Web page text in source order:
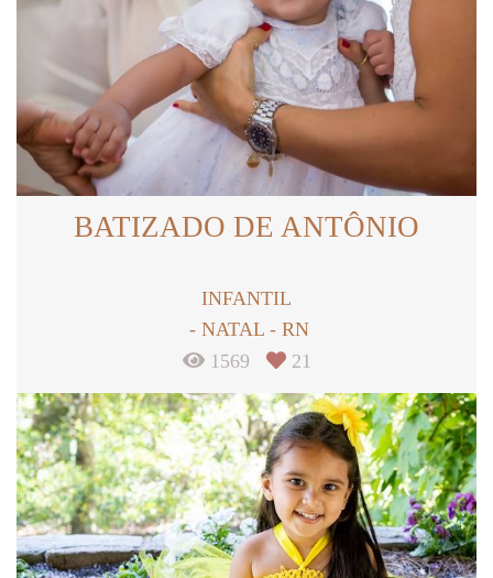
BATIZADO DE ANTÔNIO
INFANTIL
NATAL - RN
1569
21